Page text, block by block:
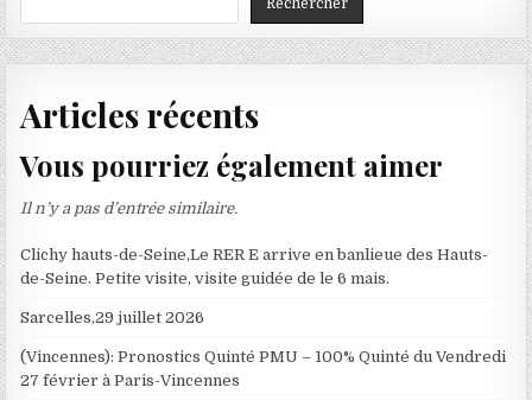
Rechercher
Articles récents
Vous pourriez également aimer
Il n’y a pas d’entrée similaire.
Clichy hauts-de-Seine,Le RER E arrive en banlieue des Hauts-
de-Seine. Petite visite, visite guidée de le 6 mais.
Sarcelles,29 juillet 2026
(Vincennes): Pronostics Quinté PMU – 100% Quinté du Vendredi
27 février à Paris-Vincennes